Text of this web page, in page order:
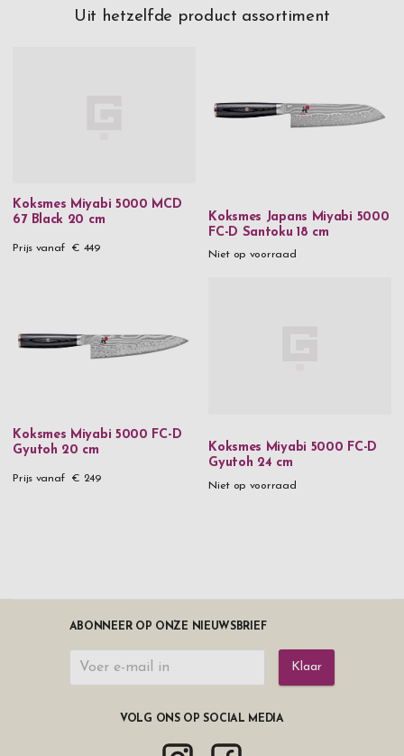
Uit hetzelfde product assortiment
Koksmes Miyabi 5000 MCD
67 Black 20 cm
Prijs vanaf € 449
Koksmes Japans Miyabi 5000
FC-D Santoku 18 cm
Niet op voorraad
Koksmes Miyabi 5000 FC-D
Gyutoh 20 cm
Prijs vanaf € 249
Koksmes Miyabi 5000 FC-D
Gyutoh 24 cm
Niet op voorraad
ABONNEER OP ONZE NIEUWSBRIEF
Klaar
VOLG ONS OP SOCIAL MEDIA